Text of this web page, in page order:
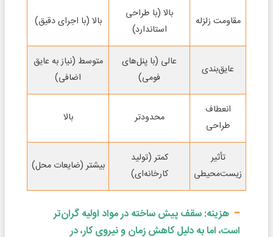
مقاومت زلزله
بالا (با طراحی
استاندارد)
بالا (با اجرای دقیق)
عایق‌بندی
عالی (با پنل‌های
فومی)
متوسط (نیاز به عایق
اضافی)
انعطاف
طراحی
محدودتر بالا
تأثیر
زیست‌محیطی
کمتر (تولید
کارخانه‌ای)
بیشتر (ضایعات محل)
هزینه: سقف پیش ساخته در مواد اولیه گران‌تر
است، اما به دلیل کاهش زمان و نیروی کار، در